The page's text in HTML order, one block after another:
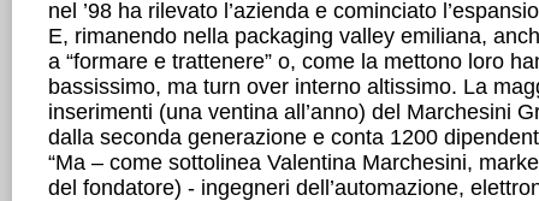
nel ’98 ha rilevato l’azienda e cominciato
E, rimanendo nella packaging valley emiliana,
a “formare e trattenere” o, come la mettono loro
bassissimo, ma turn over interno altissimo. La
inserimenti (una ventina all’anno) del Marchesini
dalla seconda generazione e conta 1200
“Ma – come sottolinea Valentina Marchesini,
del fondatore) - ingegneri dell’automazione,